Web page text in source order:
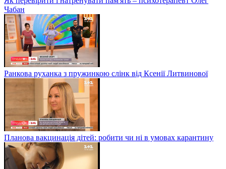
Чабан
Ранкова руханка з пружинкою слінк від Ксенії Литвинової
Планова вакцинація дітей: робити чи ні в умовах карантину